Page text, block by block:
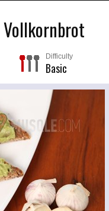
Difficulty
Basic